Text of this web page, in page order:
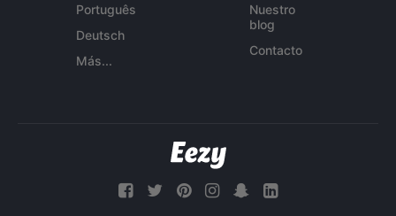
Português
Deutsch
Más...
Nuestro
blog
Contacto